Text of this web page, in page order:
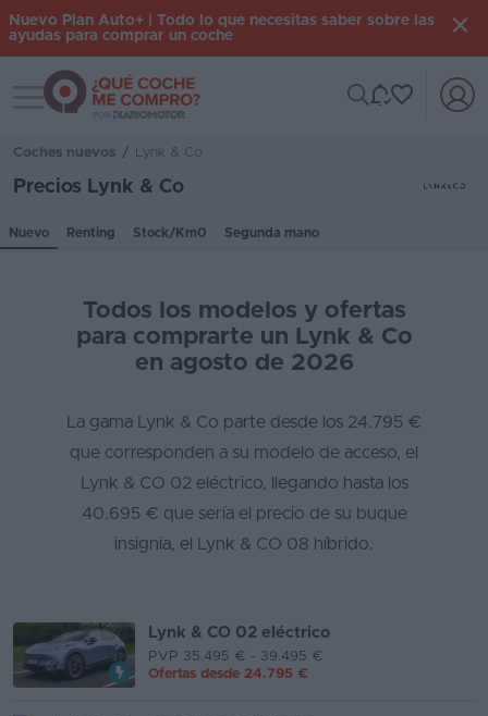
Iniciar
Renting
Segunda
Híbridos
Ofertas
Nuevo Plan Auto+ | Todo lo que necesitas saber sobre las
ayudas para comprar un coche
Toggle navigation
Coches nuevos / Lynk & Co
Precios Lynk & Co
Nuevo Renting Stock/Km0 Segunda mano
Todos los modelos y ofertas
para comprarte un Lynk & Co
en agosto de 2026
La gama Lynk & Co parte desde los 24.795 €
que corresponden a su modelo de acceso, el
Lynk & CO 02 eléctrico, llegando hasta los
40.695 € que sería el precio de su buque
insignia, el Lynk & CO 08 híbrido.
Lynk & CO 02 eléctrico
PVP 35.495 € - 39.495 €
Ofertas desde 24.795 €